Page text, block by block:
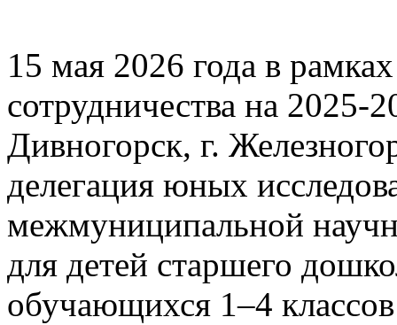
15 мая 2026 года в
сотрудничества на 2025-
Дивногорск, г.
делегация юных
межмуниципальной
для детей старшего
обучающихся 1–4